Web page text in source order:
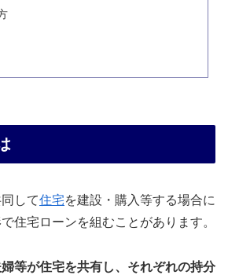
して住宅を建設・購入等する場合に
で住宅ローンを組むことがあります。
等が住宅を共有し、それぞれの持分